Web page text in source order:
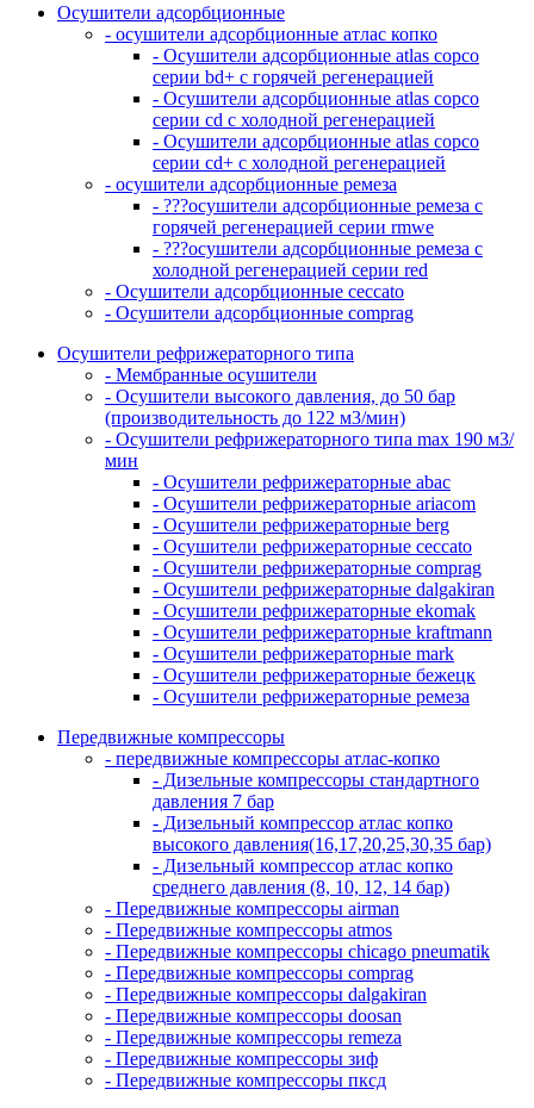
Осушители адсорбционные
- осушители адсорбционные атлас копко
- Осушители адсорбционные atlas copco
серии bd+ с горячей регенерацией
- Осушители адсорбционные atlas copco
серии cd с холодной регенерацией
- Осушители адсорбционные atlas copco
серии cd+ с холодной регенерацией
- осушители адсорбционные ремеза
- ???осушители адсорбционные ремеза с
горячей регенерацией серии rmwe
- ???осушители адсорбционные ремеза с
холодной регенерацией серии red
- Осушители адсорбционные ceccato
- Осушители адсорбционные comprag
Осушители рефрижераторного типа
- Мембранные осушители
- Осушители высокого давления, до 50 бар
(производительность до 122 м3/мин)
- Осушители рефрижераторного типа max 190 м3/
мин
- Осушители рефрижераторные abac
- Осушители рефрижераторные ariacom
- Осушители рефрижераторные berg
- Осушители рефрижераторные ceccato
- Осушители рефрижераторные comprag
- Осушители рефрижераторные dalgakiran
- Осушители рефрижераторные ekomak
- Осушители рефрижераторные kraftmann
- Осушители рефрижераторные mark
- Осушители рефрижераторные бежецк
- Осушители рефрижераторные ремеза
Передвижные компрессоры
- передвижные компрессоры атлас-копко
- Дизельные компрессоры стандартного
давления 7 бар
- Дизельный компрессор атлас копко
высокого давления(16,17,20,25,30,35 бар)
- Дизельный компрессор атлас копко
среднего давления (8, 10, 12, 14 бар)
- Передвижные компрессоры airman
- Передвижные компрессоры atmos
- Передвижные компрессоры chicago pneumatik
- Передвижные компрессоры comprag
- Передвижные компрессоры dalgakiran
- Передвижные компрессоры doosan
- Передвижные компрессоры remeza
- Передвижные компрессоры зиф
- Передвижные компрессоры пксд